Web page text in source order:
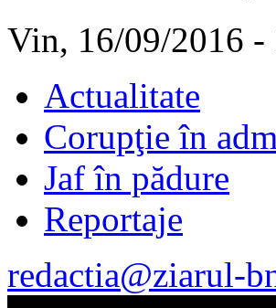
Vin, 16/09/2016 -
Actualitate
Corupţie în
Jaf în pădure
Reportaje
redactia@ziarul-